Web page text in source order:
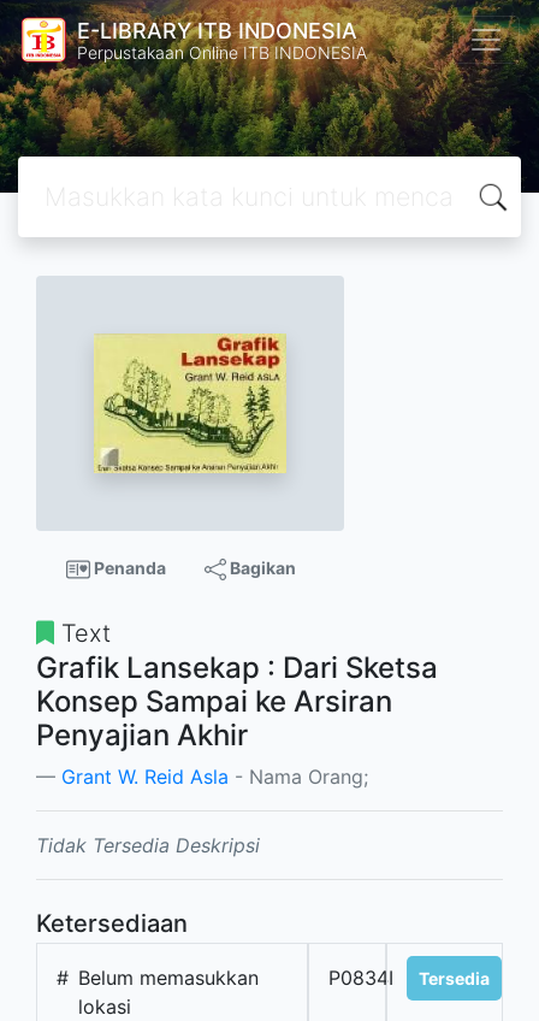
E-LIBRARY ITB INDONESIA
Perpustakaan Online ITB INDONESIA
Penanda Bagikan
Text
Grafik Lansekap : Dari Sketsa
Konsep Sampai ke Arsiran
Penyajian Akhir
Grant W. Reid Asla - Nama Orang;
Tidak Tersedia Deskripsi
Ketersediaan
# Belum memasukkan
lokasi
P0834I Tersedia